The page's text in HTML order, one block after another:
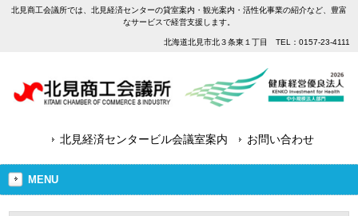
北見商工会議所では、北見経済センターの貸室案内・観光案内・活性化事業の紹介など、豊富
なサービスで経営支援します。
北海道北見市北３条東１丁目 TEL：0157-23-4111
北見経済センタービル会議室案内 お問い合わせ
MENU